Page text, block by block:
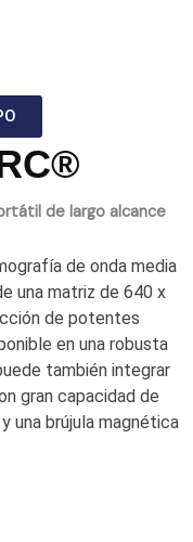
de largo alcance
de onda media
una matriz de 640 x
de potentes
en una robusta
también integrar
gran capacidad de
una brújula magnética